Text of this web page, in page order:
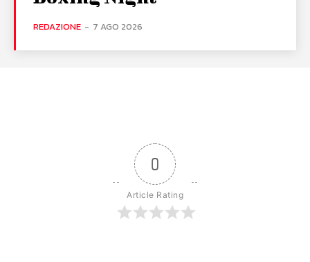
REDAZIONE - 7 AGO 2026
0
Article Rating